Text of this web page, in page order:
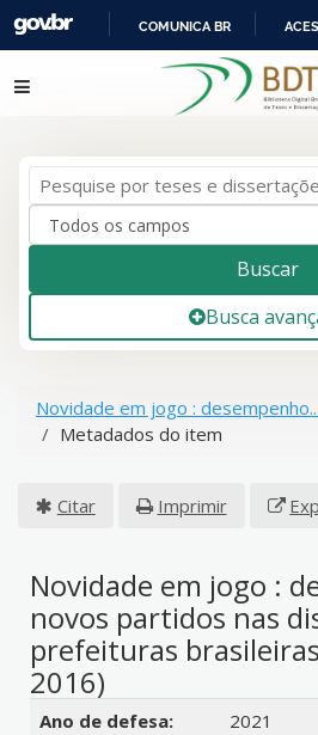
IR
PARA
COMUNICA BR
Pular para o conteúdo
Buscar
Busca
Novidade em jogo : desempenho...
Metadados do item
Citar Imprimir
Novidade em jogo :
novos partidos nas
prefeituras
2016)
Detalhes bibliográficos
Ano de defesa:
2021